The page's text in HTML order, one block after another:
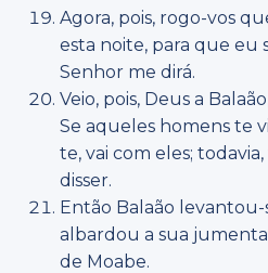
Agora, pois, rogo-vos
esta noite, para que eu
Senhor me dirá.
Veio, pois, Deus a
Se aqueles homens te
te, vai com eles;
disser.
Então Balaão levantou-
albardou a sua
de Moabe.